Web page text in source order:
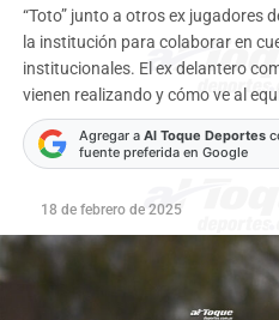
“Toto” junto a otros ex jugadores
la institución para colaborar en
institucionales. El ex delantero
vienen realizando y cómo ve al
Agregar a Al Toque Deportes
fuente preferida en Google
18 de febrero de 2025